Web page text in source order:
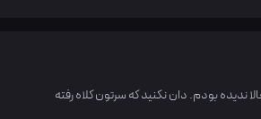
بودم. دان نکنید که سرتون کلاه رفته